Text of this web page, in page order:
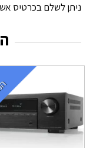
ניתן לשלם בכרטיס אשראי עד 12 תשלומים